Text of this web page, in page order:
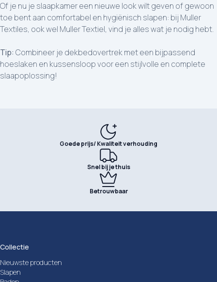
Of je nu je slaapkamer een nieuwe look wilt geven of gewoon
toe bent aan comfortabel en hygiënisch slapen: bij Muller
Textiles, ook wel Muller Textiel, vind je alles wat je nodig hebt.
Tip: Combineer je dekbedovertrek met een bijpassend
hoeslaken en kussensloop voor een stijlvolle en complete
slaapoplossing!
Goede prijs/ Kwaliteit verhouding
Snel bij je thuis
Betrouwbaar
Collectie
Nieuwste producten
Slapen